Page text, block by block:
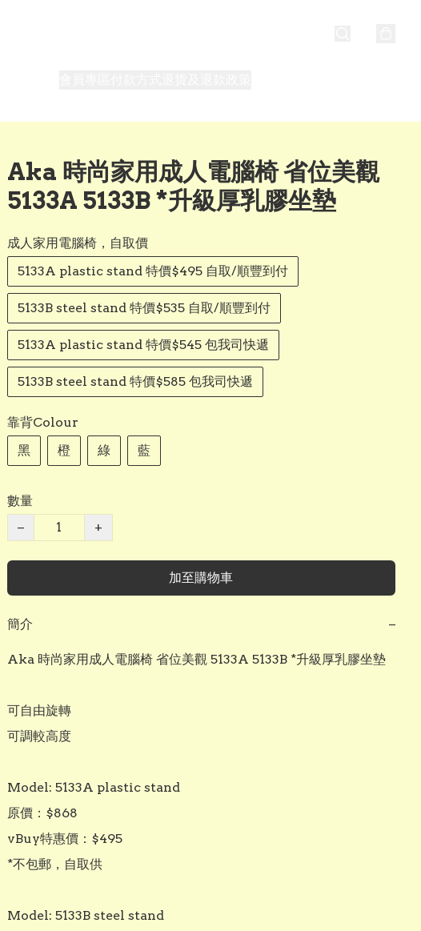
Aka 時尚家用成人電腦椅 省位美觀
5133A 5133B *升級厚乳膠坐墊
成人家用電腦椅，自取價
5133A plastic stand 特價$495 自取/順豐到付
5133B steel stand 特價$535 自取/順豐到付
5133A plastic stand 特價$545 包我司快遞
5133B steel stand 特價$585 包我司快遞
靠背Colour
黑
橙 綠 藍
數量
−
+
加至購物車
簡介 −
Aka 時尚家用成人電腦椅 省位美觀 5133A 5133B *升級厚乳膠坐墊
可自由旋轉
可調較高度
Model: 5133A plastic stand
原價：$868
vBuy特惠價：$495
*不包郵，自取供
Model: 5133B steel stand